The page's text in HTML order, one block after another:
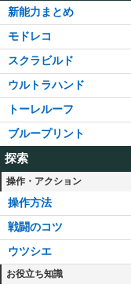
新能力まとめ
モドレコ
スクラビルド
ウルトラハンド
トーレルーフ
ブループリント
探索
操作・アクション
操作方法
戦闘のコツ
ウツシエ
お役立ち知識